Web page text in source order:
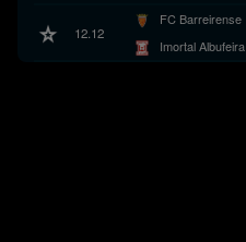
12.12
FC Barreirense
Imortal Albufeira